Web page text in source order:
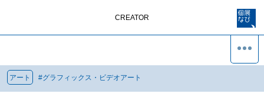
CREATOR
アート #グラフィックス・ビデオアート